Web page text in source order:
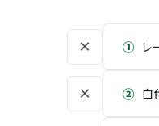
× ① レ
× ② 白